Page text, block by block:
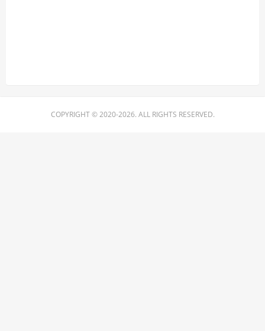
COPYRIGHT © 2020-2026. ALL RIGHTS RESERVED.